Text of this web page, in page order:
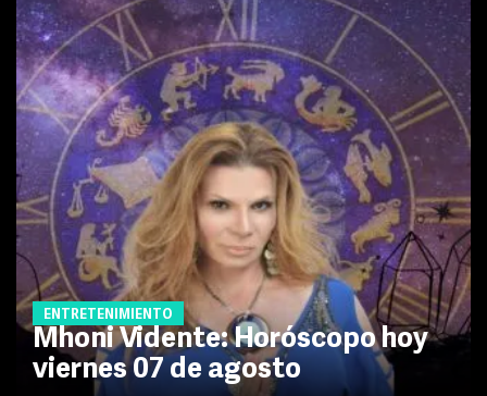
ENTRETENIMIENTO
Mhoni Vidente: Horóscopo hoy
viernes 07 de agosto